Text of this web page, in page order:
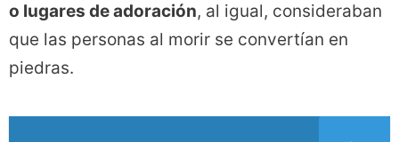
o lugares de adoración, al igual, consideraban
que las personas al morir se convertían en
piedras.